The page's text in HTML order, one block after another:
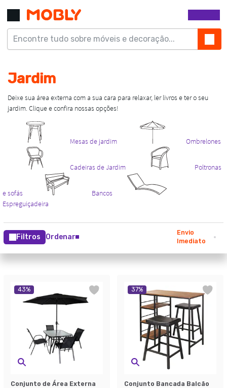
Filtros Ordenar
Envio
Imediato
43%
Conjunto de Área Externa
37%
Conjunto Bancada Balcão